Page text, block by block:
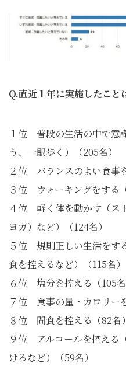
Q.直近１年に実施したこと
１位 普段の生活の中で意
う、一駅歩く）（205名）
２位 バランスのよい食事
３位 ウォーキングをする
４位 軽く体を動かす（ス
ヨガ）など）（124名）
５位 規則正しい生活をす
食を控えるなど）（115名）
６位 塩分を控える（105名
７位 食事の量・カロリー
８位 間食を控える（82名）
９位 アルコールを控える
けるなど）（59名）